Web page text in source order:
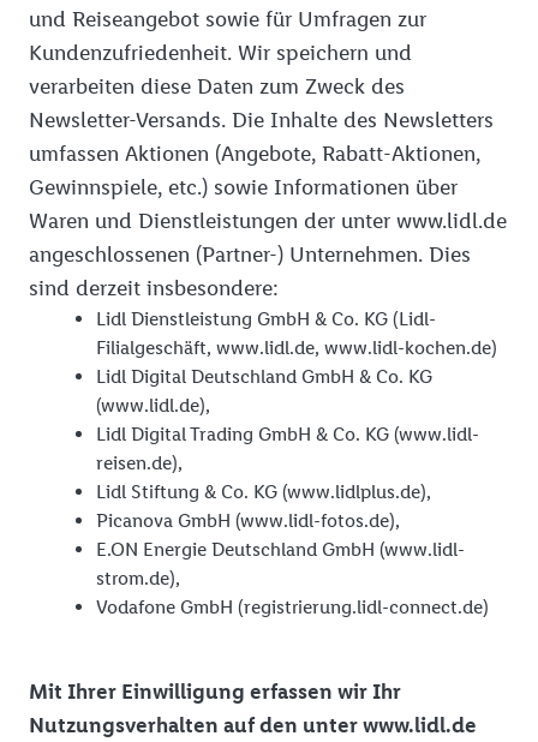
und Reiseangebot sowie für Umfragen zur
Kundenzufriedenheit. Wir speichern und
verarbeiten diese Daten zum Zweck des
Newsletter-Versands. Die Inhalte des Newsletters
umfassen Aktionen (Angebote, Rabatt-Aktionen,
Gewinnspiele, etc.) sowie Informationen über
Waren und Dienstleistungen der unter www.lidl.de
angeschlossenen (Partner-) Unternehmen. Dies
sind derzeit insbesondere:
Lidl Dienstleistung GmbH & Co. KG (Lidl-
Filialgeschäft, www.lidl.de, www.lidl-kochen.de)
Lidl Digital Deutschland GmbH & Co. KG
(www.lidl.de),
Lidl Digital Trading GmbH & Co. KG (www.lidl-
reisen.de),
Lidl Stiftung & Co. KG (www.lidlplus.de),
Picanova GmbH (www.lidl-fotos.de),
E.ON Energie Deutschland GmbH (www.lidl-
strom.de),
Vodafone GmbH (registrierung.lidl-connect.de)
Mit Ihrer Einwilligung erfassen wir Ihr
Nutzungsverhalten auf den unter www.lidl.de